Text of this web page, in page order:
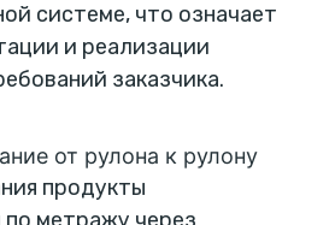
системе, что означает
и реализации
заказчика.
продукты